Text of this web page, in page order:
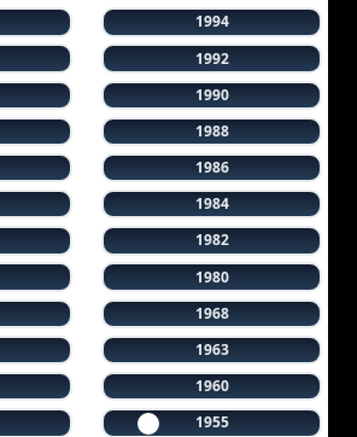
1994
1992
1990
1988
1986
1984
1982
1980
1968
1963
1960
1955